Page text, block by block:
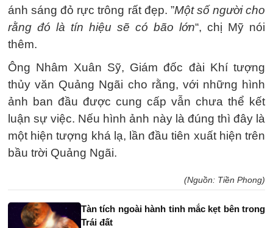
ánh sáng đỏ rực trông rất đẹp. ”Một số người cho
rằng đó là tín hiệu sẽ có bão lớn“, chị Mỹ nói
thêm.
Ông Nhâm Xuân Sỹ, Giám đốc đài Khí tượng
thủy văn Quảng Ngãi cho rằng, với những hình
ảnh ban đầu được cung cấp vẫn chưa thể kết
luận sự việc. Nếu hình ảnh này là đúng thì đây là
một hiện tượng khá lạ, lần đầu tiên xuất hiện trên
bầu trời Quảng Ngãi.
(Nguồn: Tiền Phong)
Tàn tích ngoài hành tinh mắc kẹt bên trong
Trái đất